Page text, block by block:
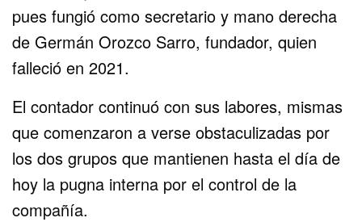
pues fungió como secretario y mano derecha
de Germán Orozco Sarro, fundador, quien
falleció en 2021.
El contador continuó con sus labores, mismas
que comenzaron a verse obstaculizadas por
los dos grupos que mantienen hasta el día de
hoy la pugna interna por el control de la
compañía.